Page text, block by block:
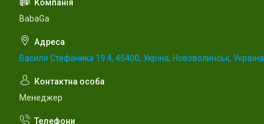
BabaGa
Василя Стефаника 19.4, 45400, Укрїна, Нововолинськ, Україна
Менеджер